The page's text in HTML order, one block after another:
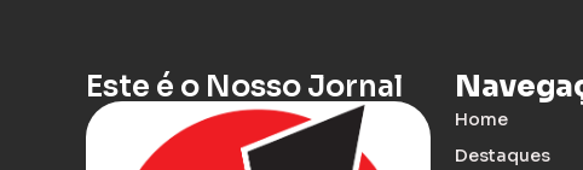
Este é o Nosso Jornal
Home
Destaques